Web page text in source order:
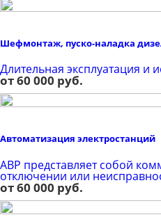
Шефмонтаж, пуско-наладка
Длительная эксплуатация и
от 60 000 руб.
Автоматизация электростанций
AВР представляет собой
отключении или
от 60 000 руб.